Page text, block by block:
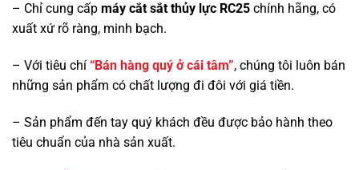
– Chỉ cung cấp máy cắt sắt thủy lực RC25 chính hãng, có
xuất xứ rõ ràng, minh bạch.
– Với tiêu chí “Bán hàng quý ở cái tâm”, chúng tôi luôn bán
những sản phẩm có chất lượng đi đôi với giá tiền.
– Sản phẩm đến tay quý khách đều được bảo hành theo
tiêu chuẩn của nhà sản xuất.